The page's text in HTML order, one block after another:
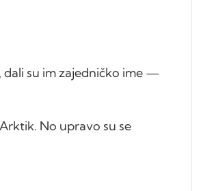
dali su im zajedničko ime —
No upravo su se